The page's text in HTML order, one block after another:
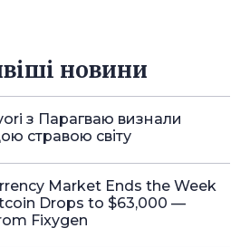
новини
з Парагваю визнали
стравою світу
Market Ends the Week
Drops to $63,000 —
Fixygen